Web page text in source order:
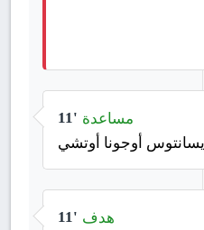
11' مساعدة
أوجونا أوتشي
11' هدف